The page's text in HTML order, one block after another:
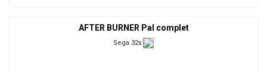
AFTER BURNER Pal complet
Sega 32x